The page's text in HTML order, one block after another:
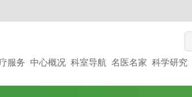
服务 中心概况 科室导航 名医名家 科学研究